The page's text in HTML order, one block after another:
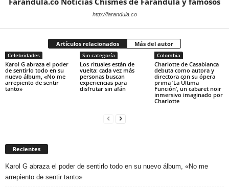
http://farandula.co
Artículos relacionados Más del autor
Celebridades
Karol G abraza el poder
de sentirlo todo en su
nuevo álbum, «No me
arrepiento de sentir
tanto»
Sin categoría
Los rituales están de
vuelta: cada vez más
personas buscan
experiencias para
disfrutar sin afán
Colombia
Charlotte de Casabianca
debuta como autora y
directora con su ópera
prima ‘La Última
Función’, un cabaret noir
inmersivo imaginado por
Charlotte
Recientes
Karol G abraza el poder de sentirlo todo en su nuevo álbum, «No me
arrepiento de sentir tanto»